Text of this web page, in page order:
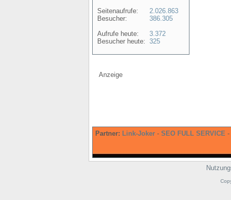
Seitenaufrufe:
Besucher:
Aufrufe heute:
Besucher heute:
2.026.863
386.305
3.372
325
Anzeige
Partner: Link-Joker - SEO FULL SERVICE -